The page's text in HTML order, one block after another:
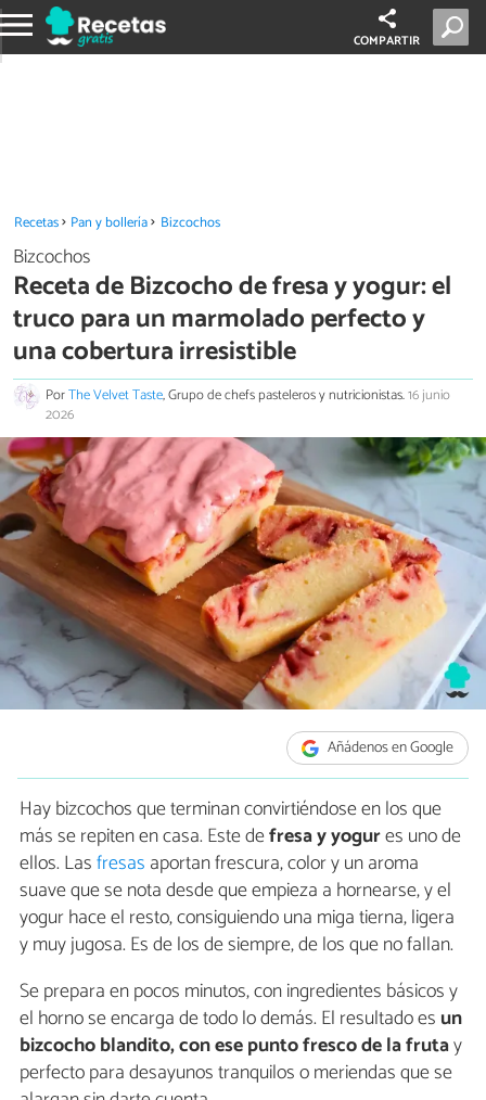
COMPARTIR
Recetas Pan y bollería Bizcochos
Bizcochos
Receta de Bizcocho de fresa y yogur: el
truco para un marmolado perfecto y
una cobertura irresistible
PorThe Velvet Taste, Grupo de chefs pasteleros y nutricionistas.16 junio
2026
Añádenos en Google
Hay bizcochos que terminan convirtiéndose en los que
más se repiten en casa. Este defresa y yogures uno de
ellos. Lasfresas aportan frescura, color y un aroma
suave que se nota desde que empieza a hornearse, y el
yogur hace el resto, consiguiendo una miga tierna, ligera
y muy jugosa. Es de los de siempre, de los que no fallan.
Se prepara en pocos minutos, con ingredientes básicos y
el horno se encarga de todo lo demás. El resultado es un
bizcocho blandito, con ese punto fresco de la frutay
perfecto para desayunos tranquilos o meriendas que se